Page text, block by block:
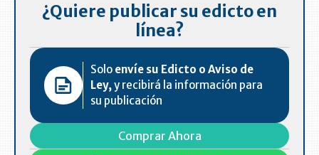
¿Quiere publicar su edicto en
línea?
Solo envíe su Edicto o Aviso de
Ley,y recibirá la información para
su publicación
Comprar Ahora